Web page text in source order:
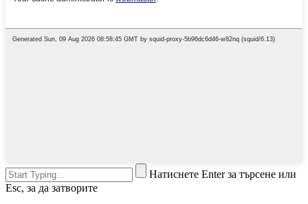
Натиснете Enter за търсене или
Esc, за да затворите